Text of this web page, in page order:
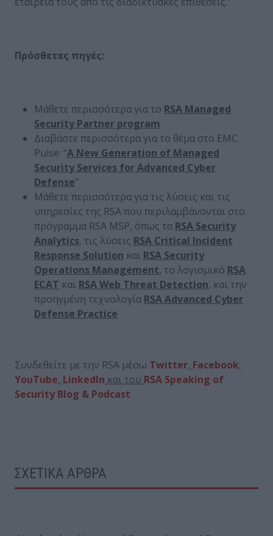
Πρόσθετες πηγές:
Μάθετε περισσότερα για το RSA Managed
Security Partner program
Διαβάστε περισσότερα για το θέμα στο EMC
Pulse: “A New Generation of Managed
Security Services for Advanced Cyber
Defense”
Μάθετε περισσότερα για τις λύσεις και τις
υπηρεσίες της RSA που περιλαμβάνονται στο
πρόγραμμα RSA MSP, όπως τα RSA Security
Analytics, τις λύσεις RSA Critical Incident
Response Solution και RSA Security
Operations Management, το λογισμικό RSA
ECAT και RSA Web Threat Detection, και την
προηγμένη τεχνολογία RSA Advanced Cyber
Defense Practice
Συνδεθείτε με την RSA μέσω Twitter, Facebook,
YouTube, LinkedIn και του RSA Speaking of
Security Blog & Podcast
ΣΧΕΤΙΚΑ ΑΡΘΡΑ